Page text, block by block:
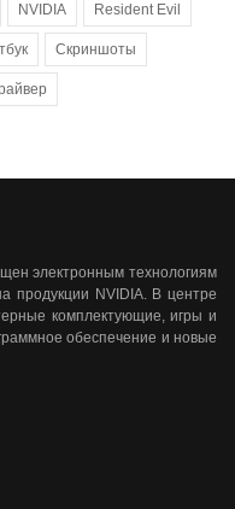
NVIDIA Resident Evil
Скриншоты
электронным технологиям
продукции NVIDIA. В центре
комплектующие, игры и
обеспечение и новые